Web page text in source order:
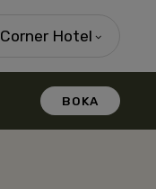
Corner Hotel
BOKA